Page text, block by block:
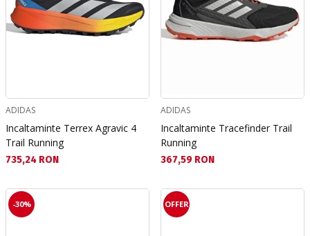
ADIDAS
Incaltaminte Terrex Agravic 4
Trail Running
Текуща цена:
735,24 RON
ADIDAS
Incaltaminte Tracefinder Trail
Running
Текуща цена:
367,59 RON
-30% OFFER